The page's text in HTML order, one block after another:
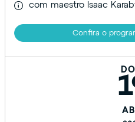
com maestro Isaac
Confira o